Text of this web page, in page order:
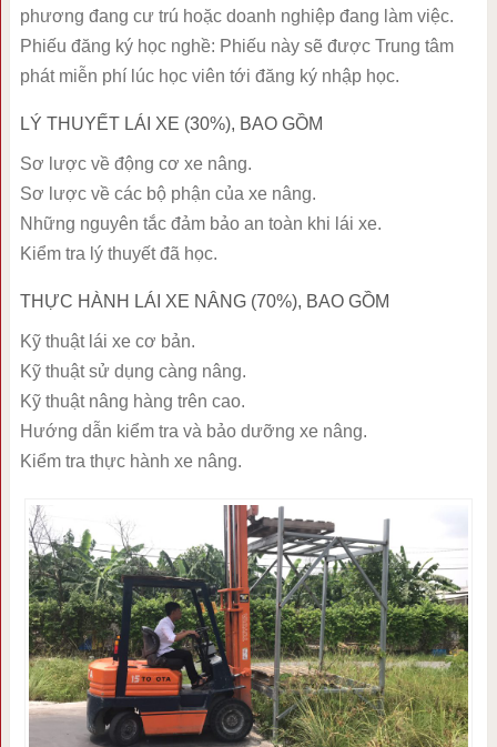
phương đang cư trú hoặc doanh nghiệp đang làm việc.
Phiếu đăng ký học nghề: Phiếu này sẽ được Trung tâm
phát miễn phí lúc học viên tới đăng ký nhập học.
LÝ THUYẾT LÁI XE (30%), BAO GỒM
Sơ lược về động cơ xe nâng.
Sơ lược về các bộ phận của xe nâng.
Những nguyên tắc đảm bảo an toàn khi lái xe.
Kiểm tra lý thuyết đã học.
THỰC HÀNH LÁI XE NÂNG (70%), BAO GỒM
Kỹ thuật lái xe cơ bản.
Kỹ thuật sử dụng càng nâng.
Kỹ thuật nâng hàng trên cao.
Hướng dẫn kiểm tra và bảo dưỡng xe nâng.
Kiểm tra thực hành xe nâng.